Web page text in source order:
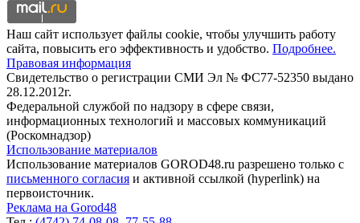
Наш сайт использует файлы cookie, чтобы улучшить работу
сайта, повысить его эффективность и удобство. Подробнее.
Правовая информация
Свидетельство о регистрации СМИ Эл № ФС77-52350 выдано
28.12.2012г.
Федеральной службой по надзору в сфере связи,
информационных технологий и массовых коммуникаций
(Роскомнадзор)
Использование материалов
Использование материалов GOROD48.ru разрешено только с
письменного согласия и активной ссылкой (hyperlink) на
первоисточник.
Реклама на Gorod48